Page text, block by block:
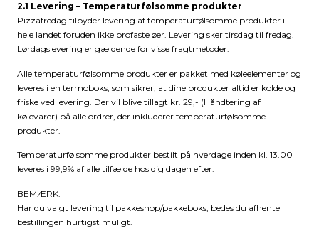
2.1 Levering – Temperaturfølsomme produkter
Pizzafredag tilbyder levering af temperaturfølsomme produkter i
hele landet foruden ikke brofaste øer. Levering sker tirsdag til fredag.
Lørdagslevering er gældende for visse fragtmetoder.
Alle temperaturfølsomme produkter er pakket med køleelementer og
leveres i en termoboks, som sikrer, at dine produkter altid er kolde og
friske ved levering. Der vil blive tillagt kr. 29,- (Håndtering af
kølevarer) på alle ordrer, der inkluderer temperaturfølsomme
produkter.
Temperaturfølsomme produkter bestilt på hverdage inden kl. 13.00
leveres i 99,9% af alle tilfælde hos dig dagen efter.
BEMÆRK:
Har du valgt levering til pakkeshop/pakkeboks, bedes du afhente
bestillingen hurtigst muligt.